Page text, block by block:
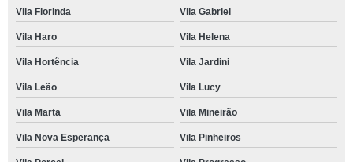
Vila Florinda Vila Gabriel
Vila Haro Vila Helena
Vila Hortência Vila Jardini
Vila Leão Vila Lucy
Vila Marta Vila Mineirão
Vila Nova Esperança Vila Pinheiros